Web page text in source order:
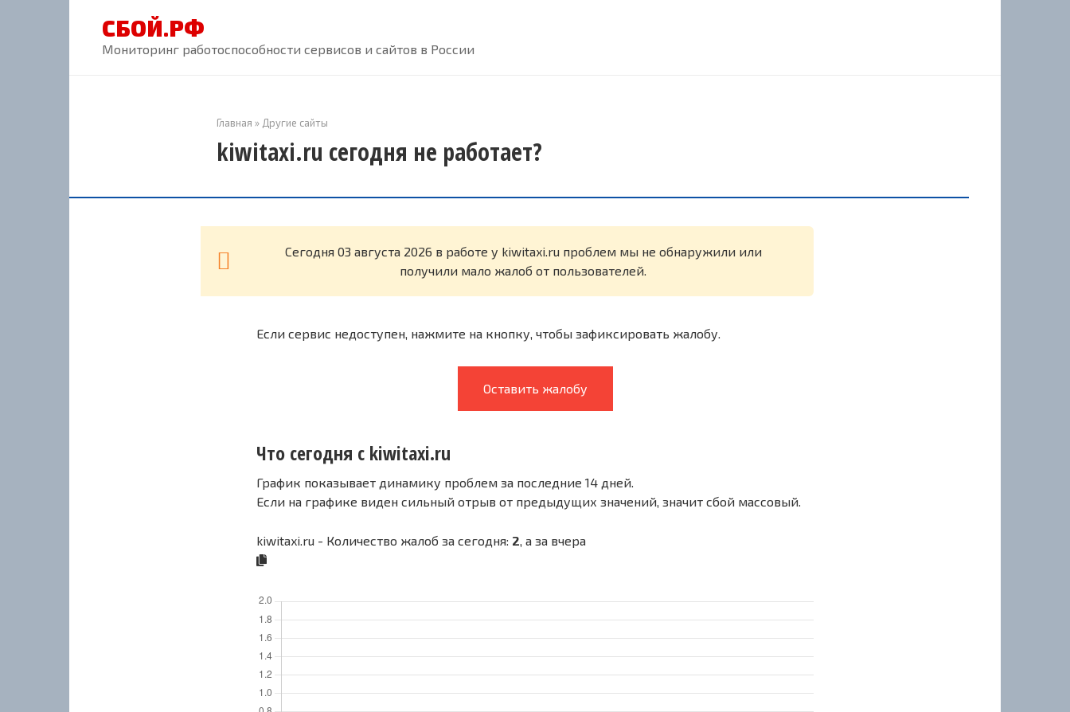
СБОЙ.РФ
Мониторинг работоспособности сервисов и сайтов в России
Главная » Другие сайты
kiwitaxi.ru сегодня не работает?
Cегодня 03 августа 2026 в работе у kiwitaxi.ru проблем мы не обнаружили или
получили мало жалоб от пользователей.
Если сервис недоступен, нажмите на кнопку, чтобы зафиксировать жалобу.
Оставить жалобу
Что сегодня с kiwitaxi.ru
График показывает динамику проблем за последние 14 дней.
Если на графике виден сильный отрыв от предыдущих значений, значит сбой массовый.
kiwitaxi.ru - Количество жалоб за сегодня: 2, а за вчера